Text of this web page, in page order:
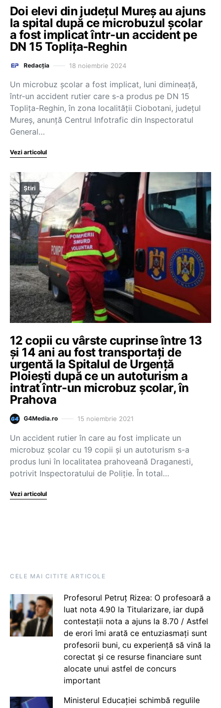
Doi elevi din județul Mureș au ajuns
la spital după ce microbuzul școlar
a fost implicat într-un accident pe
DN 15 Topliţa-Reghin
Redacția 18 noiembrie 2024
Un microbuz şcolar a fost implicat, luni dimineaţă,
într-un accident rutier care s-a produs pe DN 15
Topliţa-Reghin, în zona localităţii Ciobotani, judeţul
Mureş, anunţă Centrul Infotrafic din Inspectoratul
General…
Vezi articolul
Știri
12 copii cu vârste cuprinse între 13
și 14 ani au fost transportați de
urgentă la Spitalul de Urgență
Ploiești după ce un autoturism a
intrat într-un microbuz școlar, în
Prahova
G4Media.ro 15 noiembrie 2021
Un accident rutier în care au fost implicate un
microbuz școlar cu 19 copii și un autoturism s-a
produs luni în localitatea prahoveană Draganesti,
potrivit Inspectoratului de Poliție. În total…
Vezi articolul
CELE MAI CITITE ARTICOLE
Profesorul Petruț Rizea: O profesoară a
luat nota 4.90 la Titularizare, iar după
contestații nota a ajuns la 8.70 / Astfel
de erori îmi arată ce entuziasmați sunt
profesorii buni, cu experiență să vină la
corectat și ce resurse financiare sunt
alocate unui astfel de concurs
important
Ministerul Educației schimbă regulile